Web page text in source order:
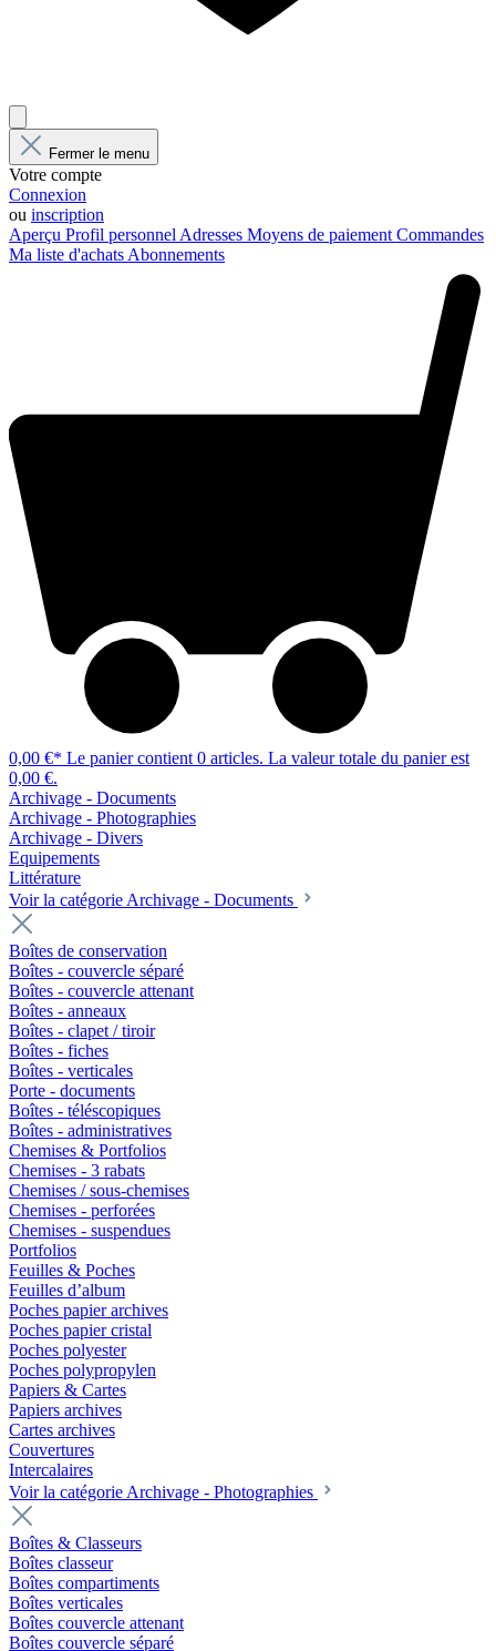
Fermer le menu
Votre compte
Connexion
ou inscription
Aperçu Profil personnel Adresses Moyens de paiement Commandes
Ma liste d'achats Abonnements
0,00 €* Le panier contient 0 articles. La valeur totale du panier est
0,00 €.
Archivage - Documents
Archivage - Photographies
Archivage - Divers
Equipements
Littérature
Voir la catégorie Archivage - Documents
Boîtes de conservation
Boîtes - couvercle séparé
Boîtes - couvercle attenant
Boîtes - anneaux
Boîtes - clapet / tiroir
Boîtes - fiches
Boîtes - verticales
Porte - documents
Boîtes - téléscopiques
Boîtes - administratives
Chemises & Portfolios
Chemises - 3 rabats
Chemises / sous-chemises
Chemises - perforées
Chemises - suspendues
Portfolios
Feuilles & Poches
Feuilles d’album
Poches papier archives
Poches papier cristal
Poches polyester
Poches polypropylen
Papiers & Cartes
Papiers archives
Cartes archives
Couvertures
Intercalaires
Voir la catégorie Archivage - Photographies
Boîtes & Classeurs
Boîtes classeur
Boîtes compartiments
Boîtes verticales
Boîtes couvercle attenant
Boîtes couvercle séparé